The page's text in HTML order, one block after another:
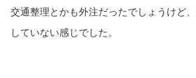
ZV-1 II α1 II
交通整理とかも外注だったでしょうけど
していない感じでした。